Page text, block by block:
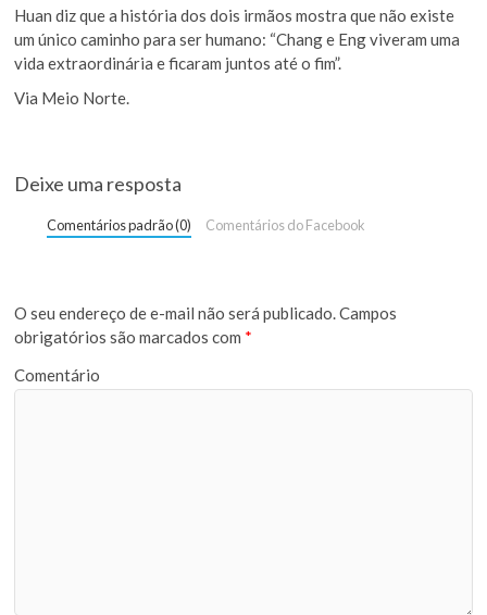
Huan diz que a história dos dois irmãos mostra que não existe
um único caminho para ser humano: “Chang e Eng viveram uma
vida extraordinária e ficaram juntos até o fim”.
Via Meio Norte.
Deixe uma resposta
Comentários padrão (0) Comentários do Facebook
O seu endereço de e-mail não será publicado. Campos
obrigatórios são marcados com *
Comentário